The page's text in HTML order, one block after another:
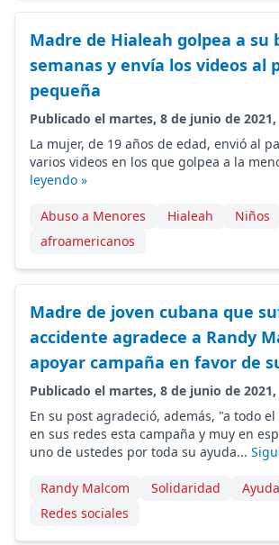
Madre de Hialeah golpea a su
semanas y envía los videos al
pequeña
Publicado el martes, 8 de junio de 2021,
La mujer, de 19 años de edad, envió al
varios videos en los que golpea a la
leyendo »
Abuso a Menores Hialeah
Niños
afroamericanos
Madre de joven cubana que
accidente agradece a Randy
apoyar campaña en favor de
Publicado el martes, 8 de junio de 2021,
En su post agradeció, además, "a todo
en sus redes esta campaña y muy en
uno de ustedes por toda su ayuda...
Randy Malcom Solidaridad
Redes sociales